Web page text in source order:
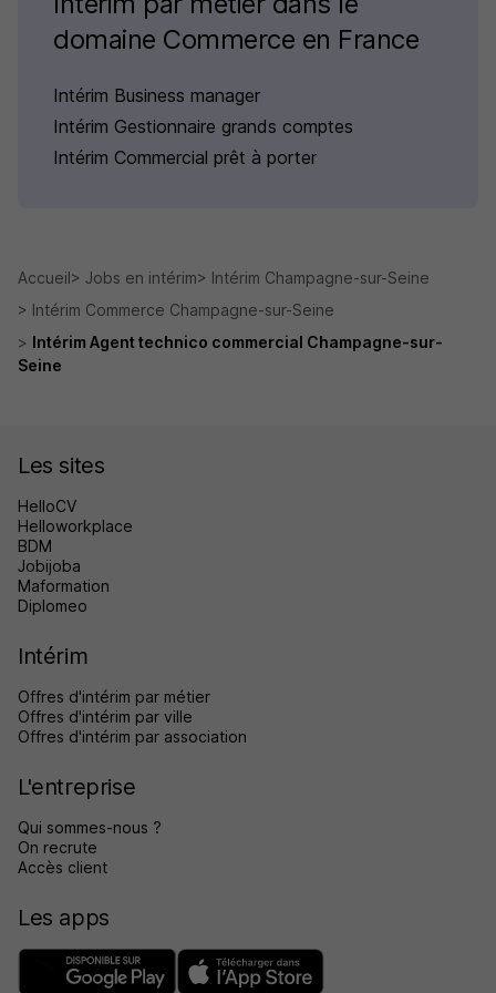
domaine Commerce en France
Intérim Business manager
Intérim Gestionnaire grands comptes
Intérim Commercial prêt à porter
Accueil Jobs en intérim
Intérim Champagne-sur-Seine
Intérim Commerce Champagne-sur-Seine
Intérim Agent technico commercial Champagne-sur-
Seine
Les sites
HelloCV
Helloworkplace
BDM
Jobijoba
Maformation
Diplomeo
Intérim
Offres d'intérim par métier
Offres d'intérim par ville
Offres d'intérim par association
L'entreprise
Qui sommes-nous ?
On recrute
Accès client
Les apps